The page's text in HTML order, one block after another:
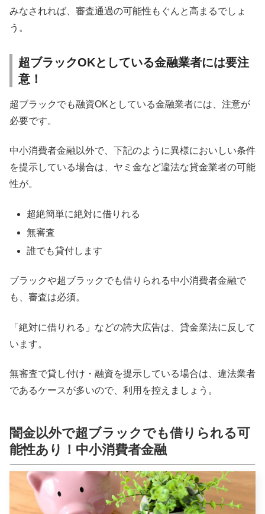
みなされれば、審査通過の可能性もぐんと高まるでしょ
う。
超ブラックOKとしている金融業者には要注
意！
超ブラックでも融資OKとしている金融業者には、注意が
必要です。
中小消費者金融以外で、下記のように異様においしい条件
を提示している場合は、ヤミ金など違法な貸金業者の可能
性が。
超絶簡単に絶対に借りれる
無審査
誰でも貸付します
ブラックや超ブラックでも借りられる中小消費者金融で
も、審査は必須。
「絶対に借りれる」などの誇大広告は、貸金業法に反して
います。
無審査で貸し付け・融資を提示している場合は、違法業者
であるケースが多いので、利用を控えましょう。
闇金以外で超ブラックでも借りられる可
能性あり！中小消費者金融